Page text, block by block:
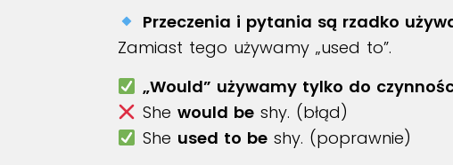
Przeczenia i pytania są rzadko
Zamiast tego używamy „used to”.
„Would” używamy tylko do
She would beshy. (błąd)
She used to beshy. (poprawnie)